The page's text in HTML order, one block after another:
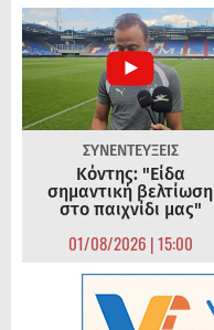
ΣΥΝΕΝΤΕΥΞΕΙΣ
Κόντης: "Είδα
σημαντική βελτίωση
στο παιχνίδι μας"
01/08/2026 | 15:00